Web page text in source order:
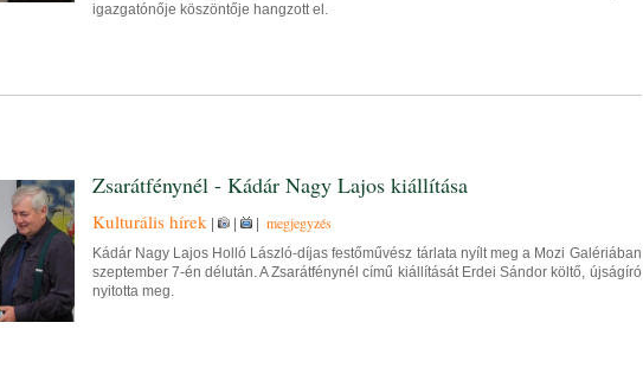
igazgatónője köszöntője hangzott el.
Zsarátfénynél - Kádár Nagy Lajos kiállítása
Kulturális hírek| | | megjegyzés
Kádár Nagy Lajos Holló László-díjas festőművész tárlata nyílt meg a Mozi Galériában
szeptember 7-én délután. A Zsarátfénynél című kiállítását Erdei Sándor költő, újságíró
nyitotta meg.